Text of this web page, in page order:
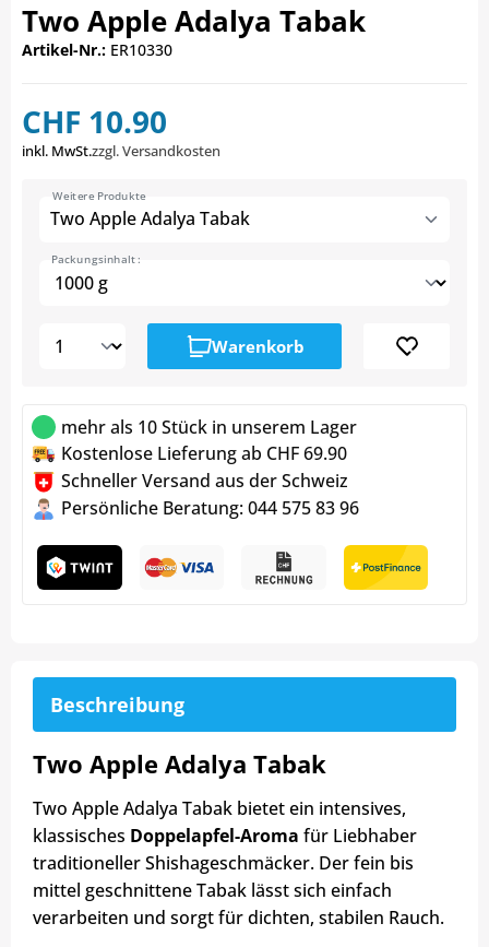
Two Apple Adalya Tabak
Artikel-Nr.: ER10330
CHF 10.90
inkl. MwSt.zzgl. Versandkosten
Two Apple Adalya Tabak
Weitere Produkte
Packungsinhalt :
Warenkorb
mehr als 10 Stück in unserem Lager
Kostenlose Lieferung ab CHF 69.90
Schneller Versand aus der Schweiz
Persönliche Beratung: 044 575 83 96
Beschreibung
Two Apple Adalya Tabak
Two Apple Adalya Tabak bietet ein intensives,
klassisches Doppelapfel-Aroma für Liebhaber
traditioneller Shishageschmäcker. Der fein bis
mittel geschnittene Tabak lässt sich einfach
verarbeiten und sorgt für dichten, stabilen Rauch.